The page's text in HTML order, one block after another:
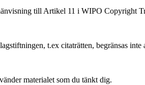
till Artikel 11 i WIPO Copyright
t.ex citaträtten, begränsas inte
materialet som du tänkt dig.